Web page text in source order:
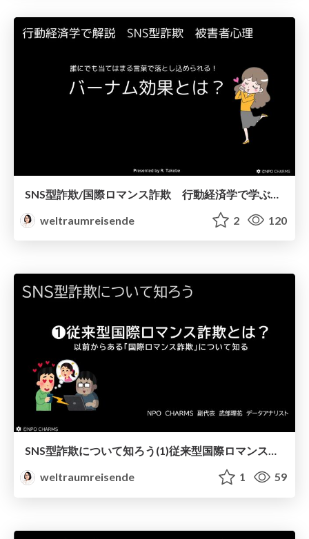
weltraumreisende
2 120
SNS型詐欺について知ろう(1)従来型国際ロマンス詐欺
weltraumreisende
1 59